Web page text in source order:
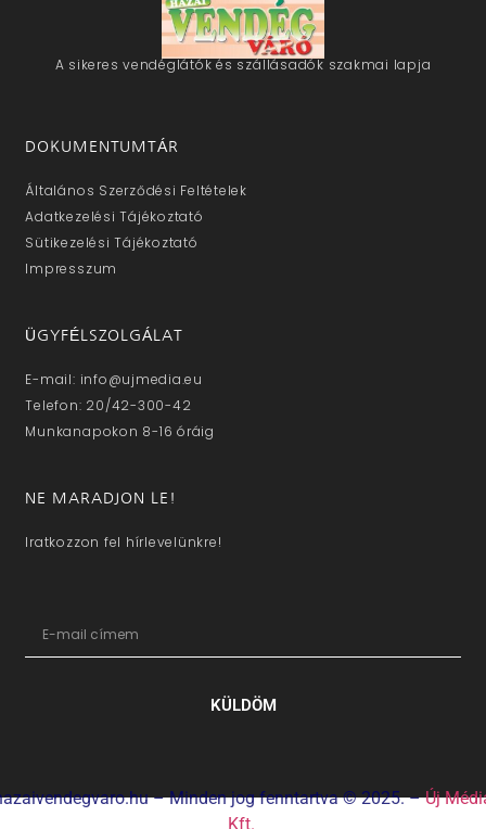
A sikeres vendéglátók és szállásadók szakmai lapja
DOKUMENTUMTÁR
Általános Szerződési Feltételek
Adatkezelési Tájékoztató
Sütikezelési Tájékoztató
Impresszum
ÜGYFÉLSZOLGÁLAT
E-mail: info@ujmedia.eu
Telefon: 20/42-300-42
Munkanapokon 8-16 óráig
NE MARADJON LE!
Iratkozzon fel hírlevelünkre!
KÜLDÖM
– Minden jog fenntartva © 2025. –Új
Kft.